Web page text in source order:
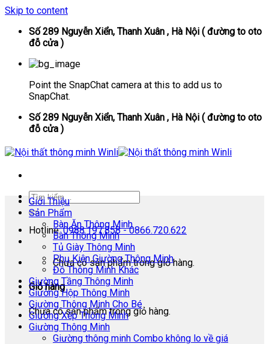
Skip to content
Số 289 Nguyễn Xiển, Thanh Xuân , Hà Nội ( đường to oto
đỗ cửa )
Point the SnapChat camera at this to add us to
SnapChat.
Số 289 Nguyễn Xiển, Thanh Xuân , Hà Nội ( đường to oto
đỗ cửa )
Hotline:0988.197.858 - 0866.720.622
Chưa có sản phẩm trong giỏ hàng.
Giỏ hàng
Chưa có sản phẩm trong giỏ hàng.
Giới Thiệu
Sản Phẩm
Bàn Ăn Thông Minh
Bàn Thông Minh
Tủ Giày Thông Minh
Phụ Kiện Giường Thông Minh
Đồ Thông Minh Khác
Giường Tầng Thông Minh
Giường Hộp Thông Minh
Giường Thông Minh Cho Bé
Giường Xếp Thông Minh
Giường Thông Minh
Giường thông minh Combo không lo về giá